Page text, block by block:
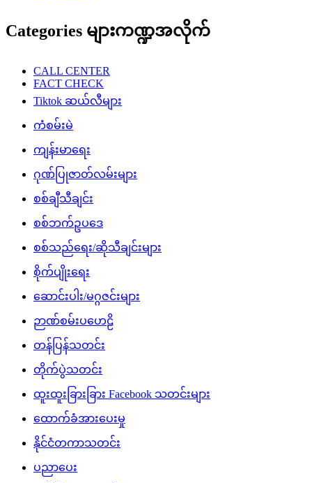
Categories များကဏ္ဍအလိုက်
CALL CENTER
FACT CHECK
Tiktok ဆယ်လီများ
ကံစမ်းမဲ
ကျန်းမာရေး
ဂုဏ်ပြုဇာတ်လမ်းများ
စစ်ချီသီချင်း
စစ်ဘက်ဥပဒေ
စစ်သည်ရေး/ဆိုသီချင်းများ
စိုက်ပျိုးရေး
ဆောင်းပါး/မဂ္ဂဇင်းများ
ဉာဏ်စမ်းပဟေဠိ
တန်ပြန်သတင်း
တိုက်ပွဲသတင်း
ထူးထူးခြားခြား Facebook သတင်းများ
ထောက်ခံအားပေးမှု
နိုင်ငံတကာသတင်း
ပညာပေး